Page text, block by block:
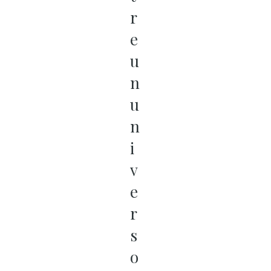
r
e
u
n
u
n
i
v
e
r
s
o